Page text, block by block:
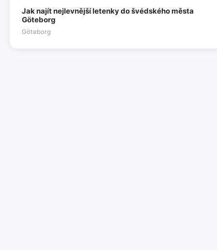
Jak najít nejlevnější letenky do švédského města
Göteborg
Göteborg